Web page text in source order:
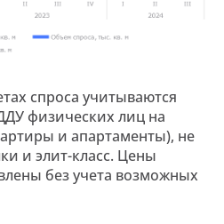
спроса учитываются
физических лиц на
и апартаменты), не
и элит-класс. Цены
без учета возможных